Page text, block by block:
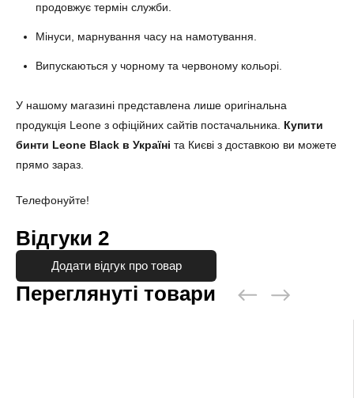
продовжує термін служби.
Мінуси, марнування часу на намотування.
Випускаються у чорному та червоному кольорі.
У нашому магазині представлена лише оригінальна
продукція Leone з офіційних сайтів постачальника. Купити
бинти Leone Black в Україні та Києві з доставкою ви можете
прямо зараз.
Телефонуйте!
Відгуки 2
Додати відгук про товар
Переглянуті товари